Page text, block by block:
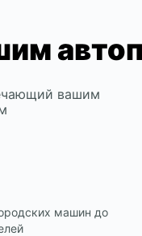
вашим
машин до